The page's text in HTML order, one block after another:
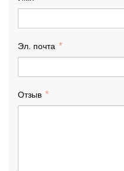
Эл. почта
Отзыв